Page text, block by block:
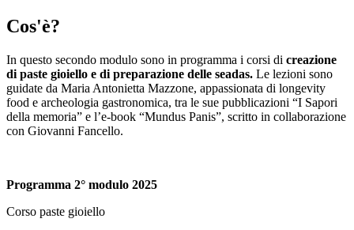
Cos'è?
In questo secondo modulo sono in programma i corsi di creazione
di paste gioiello e di preparazione delle seadas. Le lezioni sono
guidate da Maria Antonietta Mazzone, appassionata di longevity
food e archeologia gastronomica, tra le sue pubblicazioni “I Sapori
della memoria” e l’e-book “Mundus Panis”, scritto in collaborazione
con Giovanni Fancello.
Programma 2° modulo 2025
Corso paste gioiello